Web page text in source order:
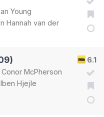
Young
Hannah van der
6.1
Conor McPherson
Iben Hjejle